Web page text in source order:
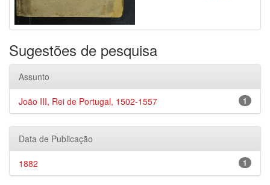
Sugestões de pesquisa
Assunto
1
João III, Rei de Portugal, 1502-1557
Data de Publicação
1
1882